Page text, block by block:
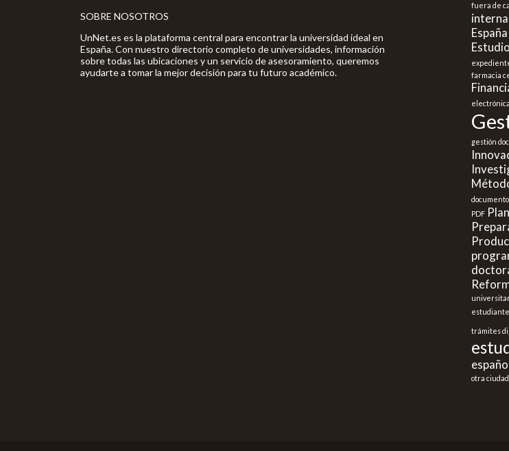
SOBRE NOSOTROS
UnNet.es es la plataforma central para encontrar la universidad ideal en
España. Con nuestro directorio completo de universidades, información
sobre todas las ubicaciones y un servicio de asesoramiento, queremos
ayudarte a tomar la mejor decisión para tu futuro académico.
fuera de
España
farmacia
electrónica
gestión
PDF
trámites
otra ciudad